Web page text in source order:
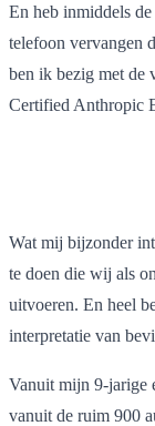
En heb inmiddels
telefoon vervangen
ben ik bezig met de
Certified Anthropic
Wat mij bijzonder
te doen die wij als
uitvoeren. En heel
interpretatie van
Vanuit mijn 9-jarige
vanuit de ruim 900